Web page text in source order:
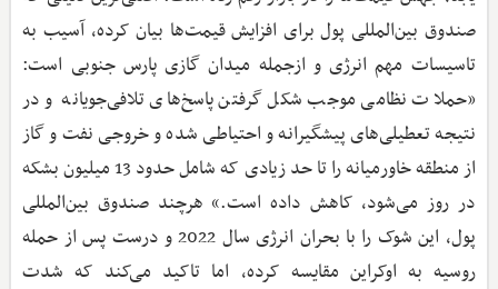
صندوق بین‌المللی پول برای افزایش قیمت‌ها بیان کرده، آسیب به
تاسیسات مهم انرژی و ازجمله میدان گازی پارس جنوبی است:
«حملات نظامی موجب شکل گرفتن پاسخ‌های تلافی‌جویانه و در
نتیجه تعطیلی‌های پیشگیرانه و احتیاطی شده و خروجی نفت و گاز
از منطقه خاورمیانه را تا حد زیادی که شامل حدود 13 میلیون بشکه
در روز می‌شود، کاهش داده است.» هرچند صندوق بین‌المللی
پول، این شوک را با بحران انرژی سال 2022 و درست پس از حمله
روسیه به اوکراین مقایسه کرده، اما تاکید می‌کند که شدت